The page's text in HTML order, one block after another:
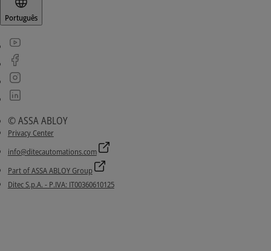
Português
© ASSA ABLOY
Privacy Center
info@ditecautomations.com
Part of ASSA ABLOY Group
Ditec S.p.A. - P.IVA: IT00360610125